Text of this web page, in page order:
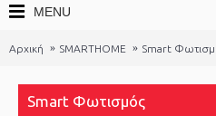
MENU
Αρχική SMARTHOME Smart
Smart Φωτισμός